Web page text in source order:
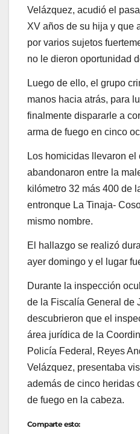
Velázquez, acudió el
XV años de su hija y que
por varios sujetos
no le dieron oportunidad
Luego de ello, el grupo
manos hacia atrás, para
finalmente dispararle a
arma de fuego en cinco
Los homicidas llevaron el
abandonaron entre la
kilómetro 32 más 400 de
entronque La Tinaja-
mismo nombre.
El hallazgo se realizó
ayer domingo y el lugar
Durante la inspección
de la Fiscalía General de
descubrieron que el
área jurídica de la
Policía Federal, Reyes
Velázquez, presentaba
además de cinco heridas
de fuego en la cabeza.
Comparte esto: